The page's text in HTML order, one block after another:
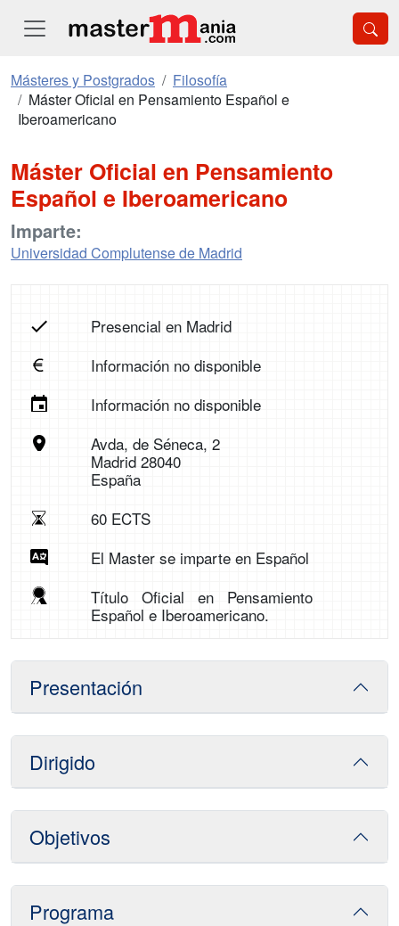
Másteres y Postgrados
Filosofía
Máster Oficial en Pensamiento Español e
Iberoamericano
Máster Oficial en Pensamiento
Español e Iberoamericano
Imparte:
Universidad Complutense de Madrid
Presencial en Madrid
Información no disponible
Información no disponible
Avda, de Séneca, 2
Madrid 28040
España
60 ECTS
El Master se imparte en Español
Título Oficial en Pensamiento
Español e Iberoamericano.
Presentación
Dirigido
Objetivos
Programa